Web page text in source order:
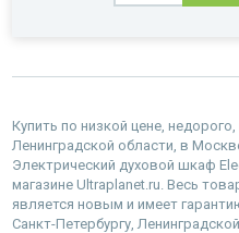
Купить по низкой цене,
Ленинградской области, в
Электрический духовой шкаф
магазине Ultraplanet.ru. Весь
является новым и имеет
Санкт-Петербургу,